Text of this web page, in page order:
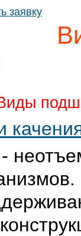
заявку